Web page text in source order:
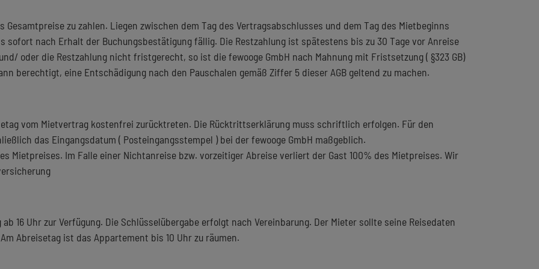
zu zahlen. Liegen zwischen dem Tag des Vertragsabschlusses und dem Tag des Mietbeginns
sofort nach Erhalt der Buchungsbestätigung fällig. Die Restzahlung ist spätestens bis zu 30 Tage vor Anreise
oder die Restzahlung nicht fristgerecht, so ist die fewooge GmbH nach Mahnung mit Fristsetzung ( §323 GB)
berechtigt, eine Entschädigung nach den Pauschalen gemäß Ziffer 5 dieser AGB geltend zu machen.
vom Mietvertrag kostenfrei zurücktreten. Die Rücktrittserklärung muss schriftlich erfolgen. Für den
das Eingangsdatum ( Posteingangsstempel ) bei der fewooge GmbH maßgeblich.
Mietpreises. Im Falle einer Nichtanreise bzw. vorzeitiger Abreise verliert der Gast 100% des Mietpreises. Wir
16 Uhr zur Verfügung. Die Schlüsselübergabe erfolgt nach Vereinbarung. Der Mieter sollte seine Reisedaten
Abreisetag ist das Appartement bis 10 Uhr zu räumen.